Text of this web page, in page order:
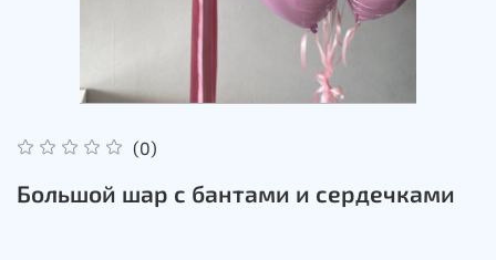
(0)
Большой шар с бантами и сердечками